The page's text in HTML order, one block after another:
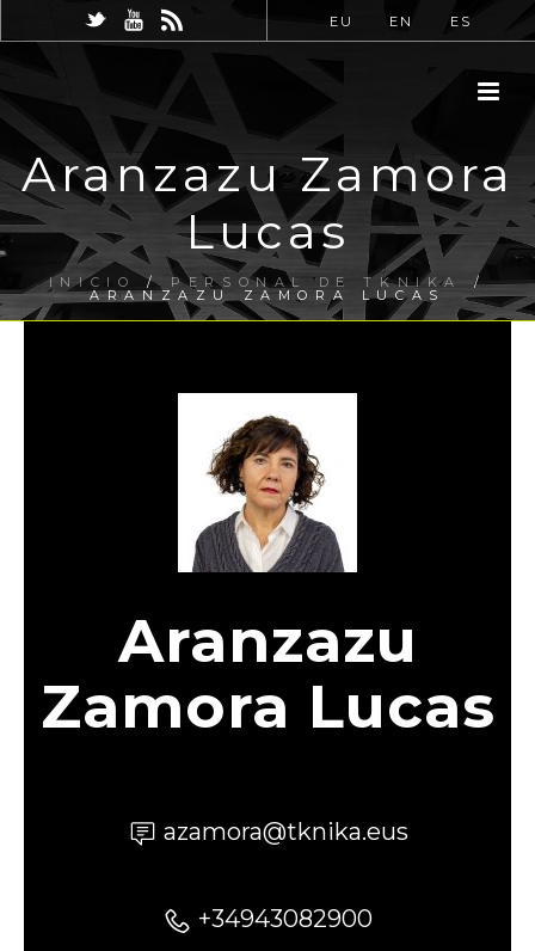
EU EN ES
Aranzazu Zamora
Lucas
INICIO / PERSONAL DE TKNIKA /
ARANZAZU ZAMORA LUCAS
Aranzazu
Zamora Lucas
azamora@tknika.eus
+34943082900